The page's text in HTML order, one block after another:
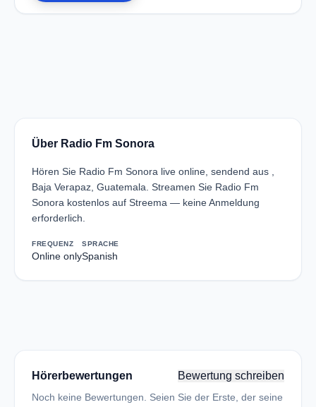
Über Radio Fm Sonora
Hören Sie Radio Fm Sonora live online, sendend aus ,
Baja Verapaz, Guatemala. Streamen Sie Radio Fm
Sonora kostenlos auf Streema — keine Anmeldung
erforderlich.
FREQUENZ
Online only
SPRACHE
Spanish
Hörerbewertungen Bewertung schreiben
Noch keine Bewertungen. Seien Sie der Erste, der seine